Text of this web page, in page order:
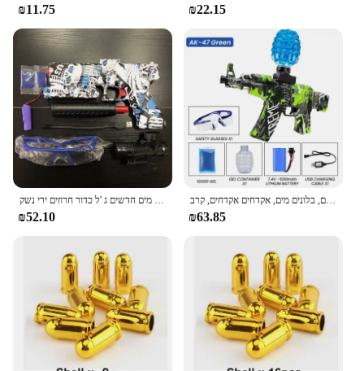
₪11.75 ₪22.15
ג 'ל ג' ל חשמלי צעצועים אקדח מים חדשים ג 'ל כדור חרוזים ירי נשק Cs לחימה בחוץ לילדים מבוגר
₪52.10
ג 'ל חשמלי אקדח ילדים צעצועים, בלונים מים, אקדחים אקדחים, קרב cs, משחקים בחוץ, צעצועי אקדח מזויף אוויר, AK-47
₪63.85